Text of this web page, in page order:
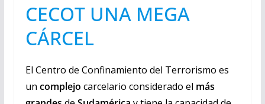
CECOT UNA MEGA
CÁRCEL
El Centro de Confinamiento del Terrorismo es
un complejo carcelario considerado el más